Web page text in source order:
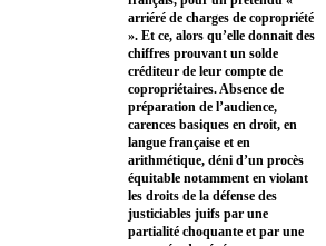
arriéré de charges de copropriété
». Et ce, alors qu’elle donnait des
chiffres prouvant un solde
créditeur de leur compte de
copropriétaires. Absence de
préparation de l’audience,
carences basiques en droit, en
langue française et en
arithmétique, déni d’un procès
équitable notamment en violant
les droits de la défense des
justiciables juifs par une
partialité choquante et par une